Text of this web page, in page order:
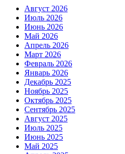
Август 2026
Июль 2026
Июнь 2026
Май 2026
Апрель 2026
Март 2026
Февраль 2026
Январь 2026
Декабрь 2025
Ноябрь 2025
Октябрь 2025
Сентябрь 2025
Август 2025
Июль 2025
Июнь 2025
Май 2025